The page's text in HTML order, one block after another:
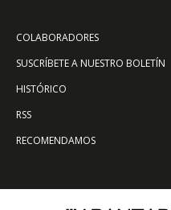
COLABORADORES
SUSCRÍBETE A NUESTRO BOLETÍN
HISTÓRICO
RSS
RECOMENDAMOS